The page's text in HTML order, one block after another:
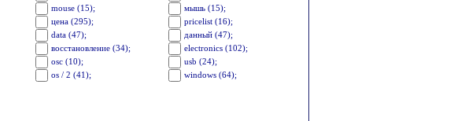
mouse (15);
мышь (15);
цена (295);
pricelist (16);
data (47);
данный (47);
восстановление (34);
electronics (102);
osc (10);
usb (24);
os / 2 (41);
windows (64);